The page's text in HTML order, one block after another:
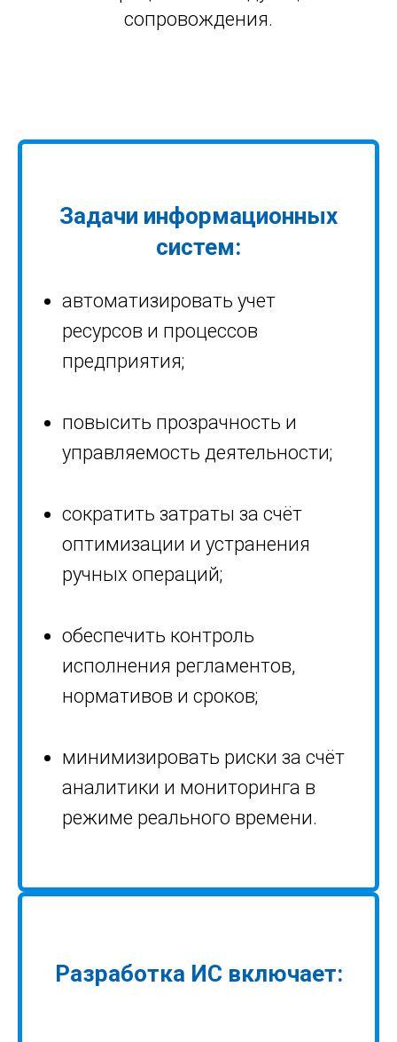
сопровождения.
Задачи информационных
систем:
автоматизировать учет
ресурсов и процессов
предприятия;
повысить прозрачность и
управляемость деятельности;
сократить затраты за счёт
оптимизации и устранения
ручных операций;
обеспечить контроль
исполнения регламентов,
нормативов и сроков;
минимизировать риски за счёт
аналитики и мониторинга в
режиме реального времени.
Разработка ИС включает: